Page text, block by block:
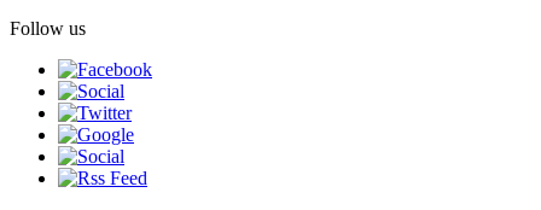
Follow us